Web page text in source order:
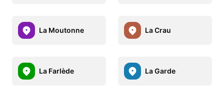
La Moutonne La Crau
La Farlède La Garde